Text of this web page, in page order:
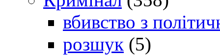
вбивство з
розшук (5)